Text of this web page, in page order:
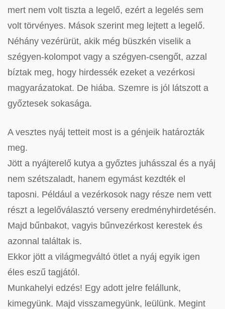
mert nem volt tiszta a legelő, ezért a legelés sem
volt törvényes. Mások szerint meg lejtett a legelő.
Néhány vezérürüt, akik még büszkén viselik a
szégyen-kolompot vagy a szégyen-csengőt, azzal
bíztak meg, hogy hirdessék ezeket a vezérkosi
magyarázatokat. De hiába. Szemre is jól látszott a
győztesek sokasága.
A vesztes nyáj tetteit most is a génjeik határozták
meg.
Jött a nyájterelő kutya a győztes juhásszal és a nyáj
nem szétszaladt, hanem egymást kezdték el
taposni. Például a vezérkosok nagy része nem vett
részt a legelőválasztó verseny eredményhirdetésén.
Majd bűnbakot, vagyis bűnvezérkost kerestek és
azonnal találtak is.
Ekkor jött a világmegváltó ötlet a nyáj egyik igen
éles eszű tagjától.
Munkahelyi edzés! Egy adott jelre felállunk,
kimegyünk. Majd visszamegyünk, leülünk. Megint